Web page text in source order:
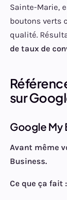
Sainte-Marie,
boutons verts
qualité.
de taux de
sur
Google My
Avant même
Business.
Ce que ça fait :